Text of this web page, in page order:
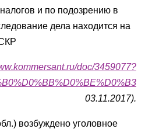
и по подозрению в
дела находится на
doc/3459077?
03.11.2017).
возбуждено уголовное